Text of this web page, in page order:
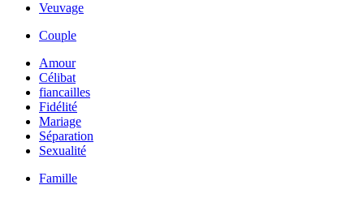
Veuvage
Couple
Amour
Célibat
fiancailles
Fidélité
Mariage
Séparation
Sexualité
Famille